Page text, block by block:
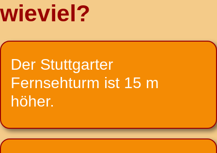
wieviel?
Der Stuttgarter
Fernsehturm ist 15 m
höher.